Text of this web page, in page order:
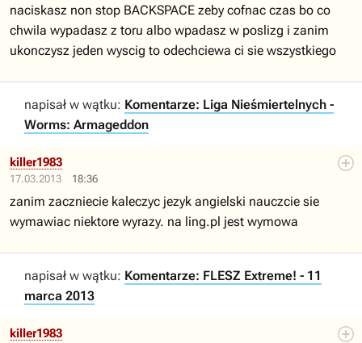
naciskasz non stop BACKSPACE zeby cofnac czas bo co
chwila wypadasz z toru albo wpadasz w poslizg i zanim
ukonczysz jeden wyscig to odechciewa ci sie wszystkiego
napisał w wątku: Komentarze: Liga Nieśmiertelnych -
Worms: Armageddon
17.03.2013 18:36
killer1983
zanim zaczniecie kaleczyc jezyk angielski nauczcie sie
wymawiac niektore wyrazy. na ling.pl jest wymowa
napisał w wątku: Komentarze: FLESZ Extreme! - 11
marca 2013
killer1983